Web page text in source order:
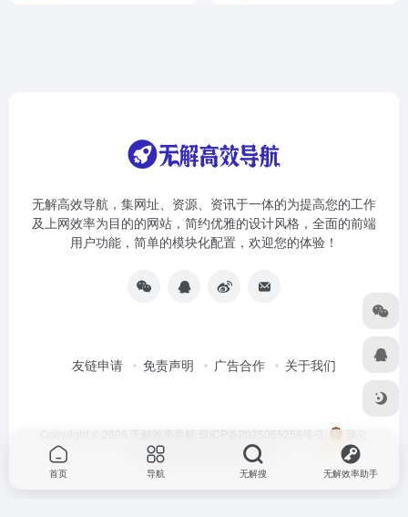
无解高效导航，集网址、资源、资讯于一体的为提高您的工作
及上网效率为目的的网站，简约优雅的设计风格，全面的前端
用户功能，简单的模块化配置，欢迎您的体验！
友链申请 免责声明 广告合作 关于我们
Copyright © 2026 无解效率导航 琼ICP备2025055258号-3
琼公
网安备46010002000981号
首页 导航 无解搜 无解效率助手